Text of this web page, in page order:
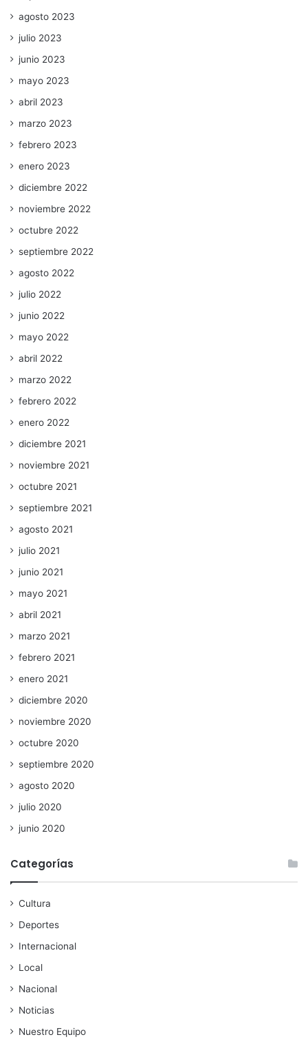
agosto 2023
julio 2023
junio 2023
mayo 2023
abril 2023
marzo 2023
febrero 2023
enero 2023
diciembre 2022
noviembre 2022
octubre 2022
septiembre 2022
agosto 2022
julio 2022
junio 2022
mayo 2022
abril 2022
marzo 2022
febrero 2022
enero 2022
diciembre 2021
noviembre 2021
octubre 2021
septiembre 2021
agosto 2021
julio 2021
junio 2021
mayo 2021
abril 2021
marzo 2021
febrero 2021
enero 2021
diciembre 2020
noviembre 2020
octubre 2020
septiembre 2020
agosto 2020
julio 2020
junio 2020
Categorías
Cultura
Deportes
Internacional
Local
Nacional
Noticias
Nuestro Equipo